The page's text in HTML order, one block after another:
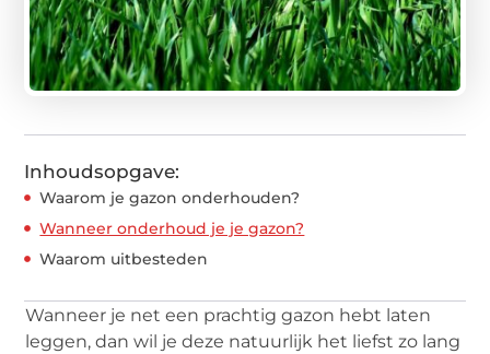
Inhoudsopgave:
Waarom je gazon onderhouden?
Wanneer onderhoud je je gazon?
Waarom uitbesteden
Wanneer je net een prachtig gazon hebt laten
leggen, dan wil je deze natuurlijk het liefst zo lang